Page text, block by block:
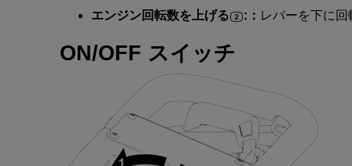
エンジン 回転数を 上げる :： レバーを下に 回
ON/OFF スイッチ